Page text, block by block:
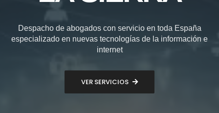
Despacho de abogados con servicio en toda España
especializado en nuevas tecnologías de la información e
internet
VER SERVICIOS